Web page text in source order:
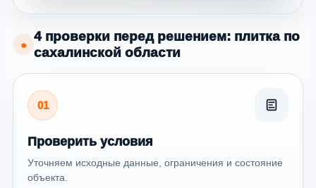
●
4 проверки перед решением: плитка по
сахалинской области
01
Проверить условия
Уточняем исходные данные, ограничения и состояние
объекта.